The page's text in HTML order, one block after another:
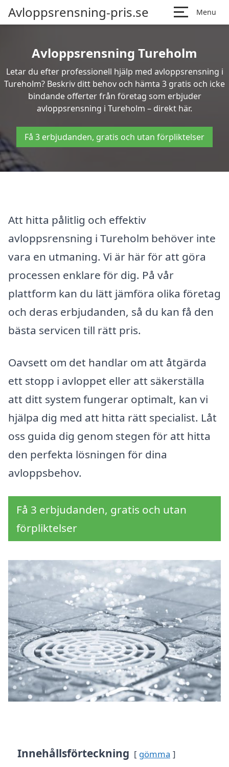
Avloppsrensning-pris.se Menu
Avloppsrensning Tureholm
Letar du efter professionell hjälp med avloppsrensning i
Tureholm? Beskriv ditt behov och hämta 3 gratis och icke
bindande offerter från företag som erbjuder
avloppsrensning i Tureholm – direkt här.
Få 3 erbjudanden, gratis och utan förpliktelser
Att hitta pålitlig och effektiv
avloppsrensning i Tureholm behöver inte
vara en utmaning. Vi är här för att göra
processen enklare för dig. På vår
plattform kan du lätt jämföra olika företag
och deras erbjudanden, så du kan få den
bästa servicen till rätt pris.
Oavsett om det handlar om att åtgärda
ett stopp i avloppet eller att säkerställa
att ditt system fungerar optimalt, kan vi
hjälpa dig med att hitta rätt specialist. Låt
oss guida dig genom stegen för att hitta
den perfekta lösningen för dina
avloppsbehov.
Få 3 erbjudanden, gratis och utan
förpliktelser
Innehållsförteckning gömma